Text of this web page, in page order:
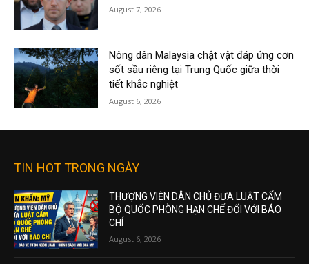
August 7, 2026
Nông dân Malaysia chật vật đáp ứng cơn
sốt sầu riêng tại Trung Quốc giữa thời
tiết khắc nghiệt
August 6, 2026
TIN HOT TRONG NGÀY
THƯỢNG VIỆN DÂN CHỦ ĐƯA LUẬT CẤM
BỘ QUỐC PHÒNG HẠN CHẾ ĐỐI VỚI BÁO
CHÍ
August 6, 2026